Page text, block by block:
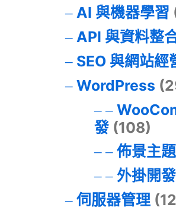
AI 與機器學習
API 與資料整
SEO 與網站經
WordPress
發(108)
佈景主
外掛開發
伺服器管理